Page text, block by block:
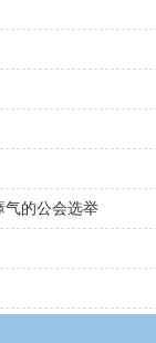
气的公会选举